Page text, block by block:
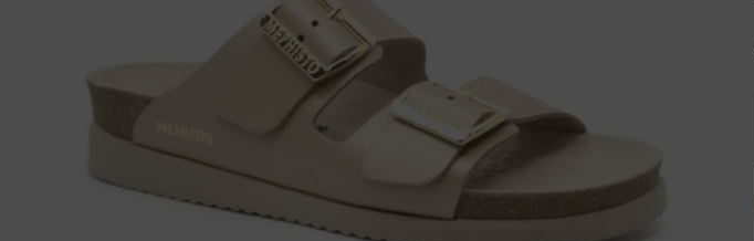
Pantoffels
Verbandschoenen (externe website)
Lowa
Meindl